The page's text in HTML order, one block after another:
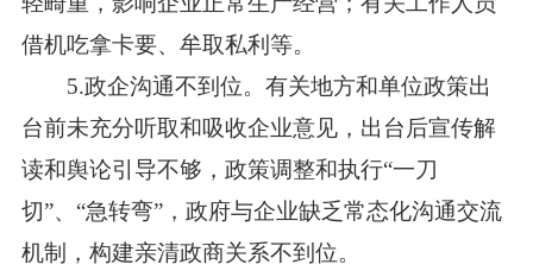
借机吃拿卡要、牟取私利等。
5.政企沟通不到位。有关地方和单位政策出
台前未充分听取和吸收企业意见，出台后宣传解
读和舆论引导不够，政策调整和执行“一刀
切”、“急转弯”，政府与企业缺乏常态化沟通交流
机制，构建亲清政商关系不到位。